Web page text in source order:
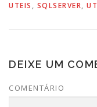
UTEIS, SQLSERVER,
DEIXE UM
COMENTÁRIO